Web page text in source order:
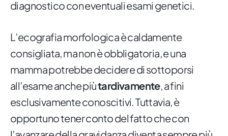
diagnostico con eventuali esami genetici.
L’ecografia morfologica è caldamente
consigliata, ma non è obbligatoria, e una
mamma potrebbe decidere di sottoporsi
all’esame anche piùtardivamente, a fini
esclusivamente conoscitivi. Tuttavia, è
opportuno tener conto del fatto che con